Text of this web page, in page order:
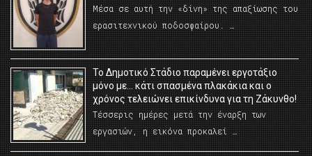
Μέσα σε αυτή την «δίνη» της απαξίωσης του
ερασιτεχνικού ποδοσφαίρου. …
Το Δημοτικό Στάδιο παραμένει εργοτάξιο
μόνο με… κάτι σπασμένα πλακάκια και ο
χρόνος τελειώνει επικίνδυνα για τη Ζάκυνθο!
Τέσσερις ημέρες μετά την έναρξη των
εργασιών, η εικόνα προκαλεί …